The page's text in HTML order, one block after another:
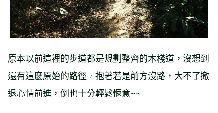
原本以前這裡的步道都是規劃整齊的木棧道，沒想到
還有這麼原始的路徑，抱著若是前方沒路，大不了撤
退心情前進，倒也十分輕鬆愜意~~